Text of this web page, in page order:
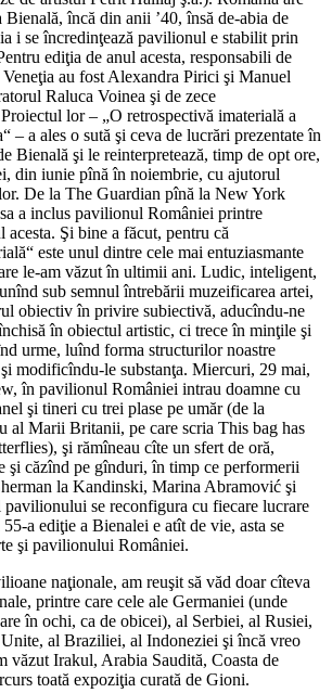
încă din anii ’40, însă de-abia de
i se încredinţează pavilionul e stabilit prin
ediţia de anul acesta, responsabili de
au fost Alexandra Pirici şi Manuel
Raluca Voinea şi de zece
lor – „O retrospectivă imaterială a
– a ales o sută şi ceva de lucrări prezentate în
Bienală şi le reinterpretează, timp de opt ore,
din iunie pînă în noiembrie, cu ajutorul
De la The Guardian pînă la New York
a inclus pavilionul României printre
Şi bine a făcut, pentru că
este unul dintre cele mai entuziasmante
le-am văzut în ultimii ani. Ludic, inteligent,
sub semnul întrebării muzeificarea artei,
obiectiv în privire subiectivă, aducîndu-ne
în obiectul artistic, ci trece în minţile şi
urme, luînd forma structurilor noastre
modificîndu-le substanţa. Miercuri, 29 mai,
în pavilionul României intrau doamne cu
şi tineri cu trei plase pe umăr (de la
al Marii Britanii, pe care scria This bag has
şi rămîneau cîte un sfert de oră,
şi căzînd pe gînduri, în timp ce performerii
la Kandinski, Marina Abramović şi
se reconfigura cu fiecare lucrare
a ediţie a Bienalei e atît de vie, asta se
şi pavilionului României.
naţionale, am reuşit să văd doar cîteva
printre care cele ale Germaniei (unde
în ochi, ca de obicei), al Serbiei, al Rusiei,
al Braziliei, al Indoneziei şi încă vreo
văzut Irakul, Arabia Saudită, Coasta de
toată expoziţia curată de Gioni.